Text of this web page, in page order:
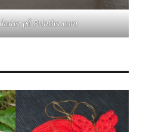
på Printler.com